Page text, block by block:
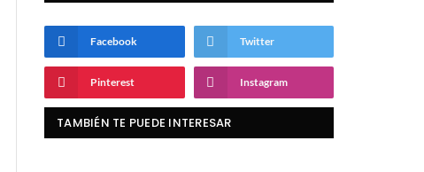
Facebook Twitter
Pinterest Instagram
TAMBIÉN TE PUEDE INTERESAR